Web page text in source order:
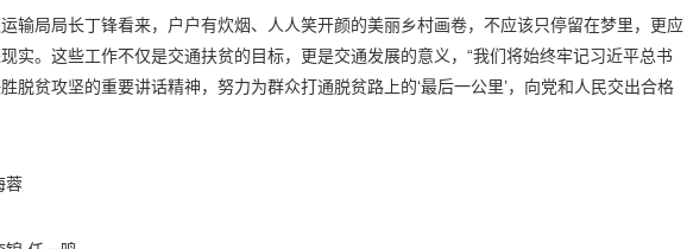
输局局长丁锋看来，户户有炊烟、人人笑开颜的美丽乡村画卷，不应该只停留在梦里，更应
实。这些工作不仅是交通扶贫的目标，更是交通发展的意义，“我们将始终牢记习近平总书
脱贫攻坚的重要讲话精神，努力为群众打通脱贫路上的‘最后一公里’，向党和人民交出合格
蓉